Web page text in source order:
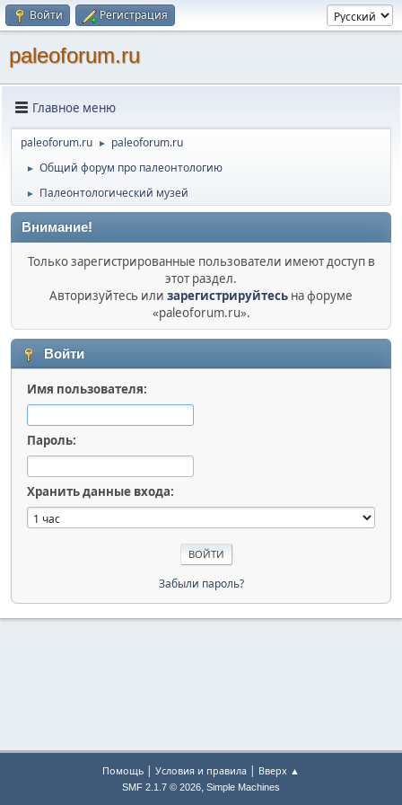
Войти Регистрация
paleoforum.ru
Главное меню
paleoforum.ru ► paleoforum.ru
► Общий форум про палеонтологию
► Палеонтологический музей
Внимание!
Только зарегистрированные пользователи имеют доступ в
этот раздел.
Авторизуйтесь или зарегистрируйтесь на форуме
«paleoforum.ru».
Войти
Имя пользователя:
Пароль:
Хранить данные входа:
Забыли пароль?
Помощь | Условия и правила | Вверх ▲
SMF 2.1.7 © 2026, Simple Machines